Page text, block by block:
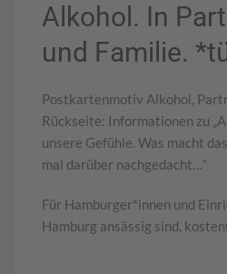
Alkohol. In
und Familie.
Postkartenmotiv Alkohol,
Rückseite: Informationen zu
unsere Gefühle. Was macht
mal darüber nachgedacht…“
Für Hamburger*innen und
Hamburg ansässig sind,